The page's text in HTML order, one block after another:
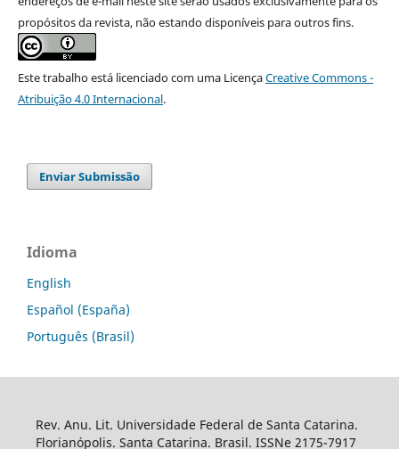
propósitos da revista, não estando disponíveis para outros fins.
Este trabalho está licenciado com uma LicençaCreative Commons -
Atribuição 4.0 Internacional.
Enviar Submissão
Idioma
English
Español (España)
Português (Brasil)
Rev. Anu. Lit. Universidade Federal de Santa Catarina.
Florianópolis. Santa Catarina. Brasil. ISSNe 2175-7917